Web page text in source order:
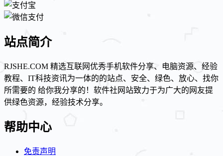
站点简介
RJSHE.COM 精选互联网优秀手机软件分享、电脑资源、经验
教程、IT科技资讯为一体的的站点、安全、绿色、放心、找你
所需要的 给你我分享的！软件社网站致力于为广大的网友提
供绿色资源，经验技术分享。
帮助中心
免责声明